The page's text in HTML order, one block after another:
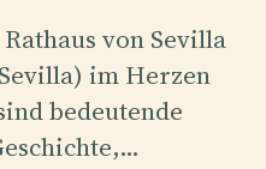
von Sevilla
im Herzen
bedeutende